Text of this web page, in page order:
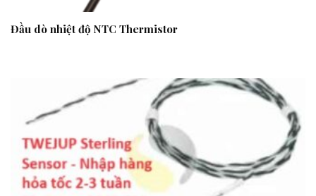
Đầu dò nhiệt độ NTC Thermistor